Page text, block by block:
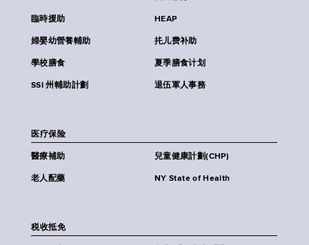
臨時援助 HEAP
婦嬰幼營養輔助 扥儿费补助
學校膳食 夏季膳食计划
SSI 州輔助計劃 退伍軍人事務
医疗保险
醫療補助 兒童健康計劃(CHP)
老人配藥 NY State of Health
税收抵免